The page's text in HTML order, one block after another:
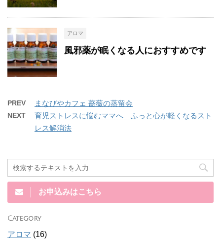
アロマ
風邪薬が眠くなる人におすすめです
PREV まなびやカフェ 薔薇の蒸留会
NEXT
育児ストレスに悩むママへ ふっと心が軽くなるスト
レス解消法
お申込みはこちら
Category
アロマ (16)